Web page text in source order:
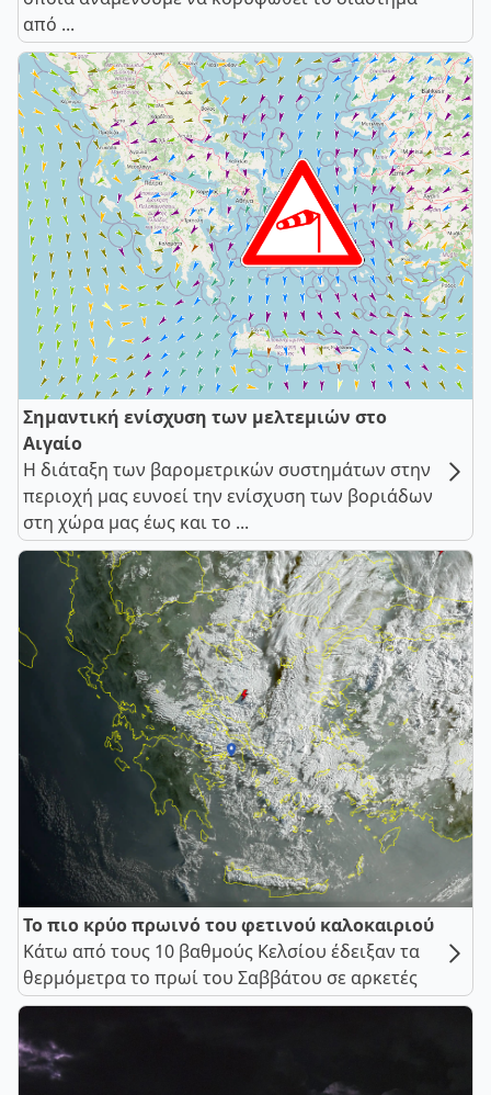
από ...
Σημαντική ενίσχυση των μελτεμιών στο
Αιγαίο
Η διάταξη των βαρομετρικών συστημάτων στην
περιοχή μας ευνοεί την ενίσχυση των βοριάδων
στη χώρα μας έως και το ...
Το πιο κρύο πρωινό του φετινού καλοκαιριού
Κάτω από τους 10 βαθμούς Κελσίου έδειξαν τα
θερμόμετρα το πρωί του Σαββάτου σε αρκετές